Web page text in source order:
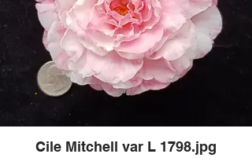
Cile Mitchell var L 1798.jpg